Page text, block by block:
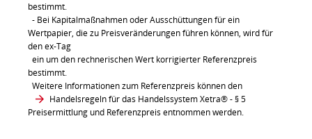
bestimmt.
- Bei Kapitalmaßnahmen oder Ausschüttungen für ein
Wertpapier, die zu Preisveränderungen führen können, wird für
den ex-Tag
ein um den rechnerischen Wert korrigierter Referenzpreis
bestimmt.
Weitere Informationen zum Referenzpreis können den
Handelsregeln für das Handelssystem Xetra®- § 5
Preisermittlung und Referenzpreis entnommen werden.